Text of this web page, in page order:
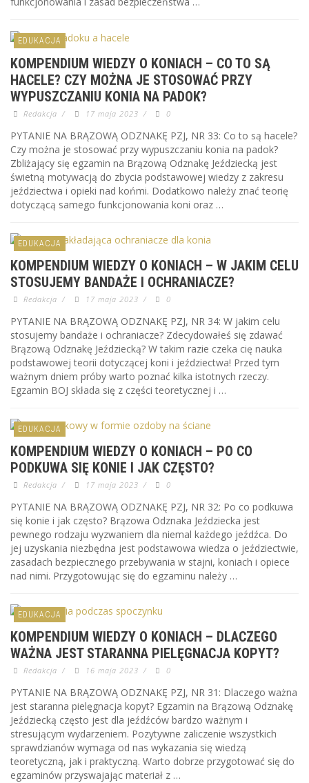
EDUKACJA
KOMPENDIUM WIEDZY O KONIACH – CO TO SĄ
HACELE? CZY MOŻNA JE STOSOWAĆ PRZY
WYPUSZCZANIU KONIA NA PADOK?
Redakcja / 17 maja 2023 / 0
PYTANIE NA BRĄZOWĄ ODZNAKĘ PZJ, NR 33: Co to są hacele?
Czy można je stosować przy wypuszczaniu konia na padok?
Zbliżający się egzamin na Brązową Odznakę Jeździecką jest
świetną motywacją do zbycia podstawowej wiedzy z zakresu
jeździectwa i opieki nad końmi. Dodatkowo należy znać teorię
dotyczącą samego funkcjonowania koni oraz …
EDUKACJA
KOMPENDIUM WIEDZY O KONIACH – W JAKIM CELU
STOSUJEMY BANDAŻE I OCHRANIACZE?
Redakcja / 17 maja 2023 / 0
PYTANIE NA BRĄZOWĄ ODZNAKĘ PZJ, NR 34: W jakim celu
stosujemy bandaże i ochraniacze? Zdecydowałeś się zdawać
Brązową Odznakę Jeździecką? W takim razie czeka cię nauka
podstawowej teorii dotyczącej koni i jeździectwa! Przed tym
ważnym dniem próby warto poznać kilka istotnych rzeczy.
Egzamin BOJ składa się z części teoretycznej i …
EDUKACJA
KOMPENDIUM WIEDZY O KONIACH – PO CO
PODKUWA SIĘ KONIE I JAK CZĘSTO?
Redakcja / 17 maja 2023 / 0
PYTANIE NA BRĄZOWĄ ODZNAKĘ PZJ, NR 32: Po co podkuwa
się konie i jak często? Brązowa Odznaka Jeździecka jest
pewnego rodzaju wyzwaniem dla niemal każdego jeźdźca. Do
jej uzyskania niezbędna jest podstawowa wiedza o jeździectwie,
zasadach bezpiecznego przebywania w stajni, koniach i opiece
nad nimi. Przygotowując się do egzaminu należy …
EDUKACJA
KOMPENDIUM WIEDZY O KONIACH – DLACZEGO
WAŻNA JEST STARANNA PIELĘGNACJA KOPYT?
Redakcja / 16 maja 2023 / 0
PYTANIE NA BRĄZOWĄ ODZNAKĘ PZJ, NR 31: Dlaczego ważna
jest staranna pielęgnacja kopyt? Egzamin na Brązową Odznakę
Jeździecką często jest dla jeźdźców bardzo ważnym i
stresującym wydarzeniem. Pozytywne zaliczenie wszystkich
sprawdzianów wymaga od nas wykazania się wiedzą
teoretyczną, jak i praktyczną. Warto dobrze przygotować się do
egzaminów przyswajając materiał z …